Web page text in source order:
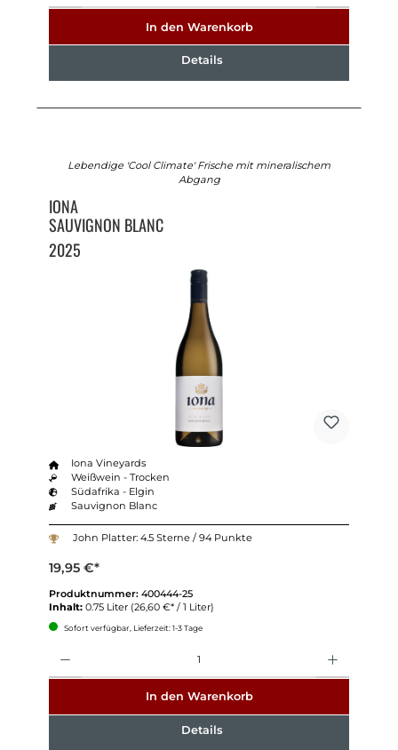
In den Warenkorb
Details
Lebendige 'Cool Climate' Frische mit mineralischem
Abgang
IONA
SAUVIGNON BLANC
2025
Iona Vineyards
Weißwein - Trocken
Südafrika - Elgin
Sauvignon Blanc
John Platter: 4.5 Sterne / 94 Punkte
19,95 €*
Produktnummer: 400444-25
Inhalt: 0.75 Liter (26,60 €* / 1 Liter)
Sofort verfügbar, Lieferzeit: 1-3 Tage
In den Warenkorb
Details